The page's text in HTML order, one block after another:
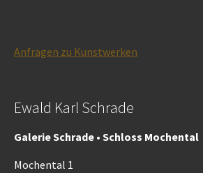
Anfragen zu Kunstwerken
Ewald Karl Schrade
Galerie Schrade • Schloss Mochental
Mochental 1